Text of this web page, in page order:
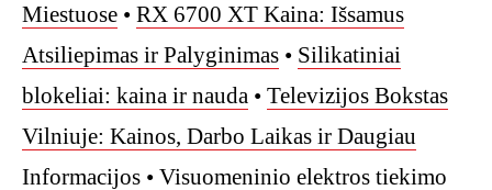
Miestuose • RX 6700 XT Kaina: Išsamus
Atsiliepimas ir Palyginimas • Silikatiniai
blokeliai: kaina ir nauda • Televizijos Bokstas
Vilniuje: Kainos, Darbo Laikas ir Daugiau
Informacijos • Visuomeninio elektros tiekimo